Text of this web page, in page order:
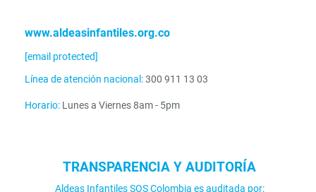
www.aldeasinfantiles.org.co
[email protected]
Línea de atención nacional:300 911 13 03
Horario: Lunes a Viernes 8am - 5pm
TRANSPARENCIA Y AUDITORÍA
Aldeas Infantiles SOS Colombia es auditada por: